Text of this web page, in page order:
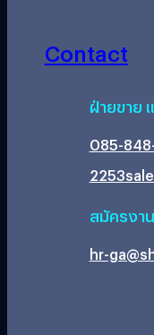
Contact
ฝ่ายขาย
085-
2253
สมัครงา
hr-